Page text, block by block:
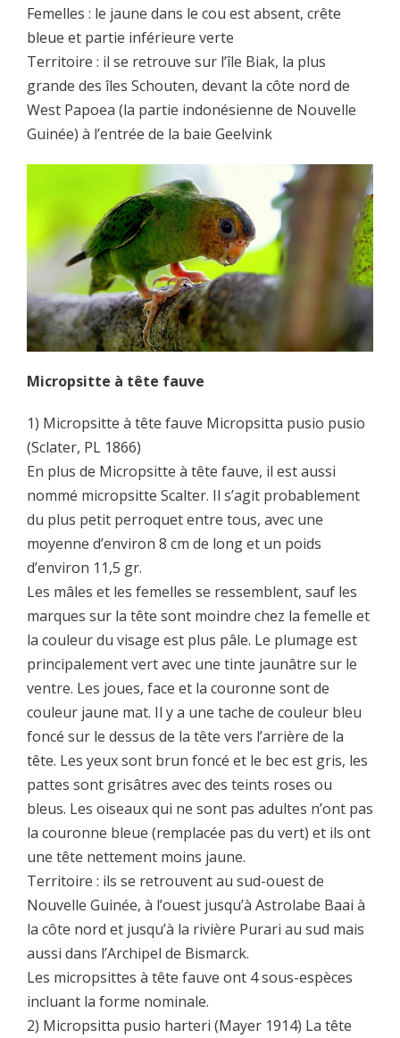
Femelles : le jaune dans le cou est absent, crête
bleue et partie inférieure verte
Territoire : il se retrouve sur l’île Biak, la plus
grande des îles Schouten, devant la côte nord de
West Papoea (la partie indonésienne de Nouvelle
Guinée) à l’entrée de la baie Geelvink
Micropsitte à tête fauve
1) Micropsitte à tête fauve Micropsitta pusio pusio
(Sclater, PL 1866)
En plus de Micropsitte à tête fauve, il est aussi
nommé micropsitte Scalter. Il s’agit probablement
du plus petit perroquet entre tous, avec une
moyenne d’environ 8 cm de long et un poids
d’environ 11,5 gr.
Les mâles et les femelles se ressemblent, sauf les
marques sur la tête sont moindre chez la femelle et
la couleur du visage est plus pâle. Le plumage est
principalement vert avec une tinte jaunâtre sur le
ventre. Les joues, face et la couronne sont de
couleur jaune mat. Il y a une tache de couleur bleu
foncé sur le dessus de la tête vers l’arrière de la
tête. Les yeux sont brun foncé et le bec est gris, les
pattes sont grisâtres avec des teints roses ou
bleus. Les oiseaux qui ne sont pas adultes n’ont pas
la couronne bleue (remplacée pas du vert) et ils ont
une tête nettement moins jaune.
Territoire : ils se retrouvent au sud-ouest de
Nouvelle Guinée, à l’ouest jusqu’à Astrolabe Baai à
la côte nord et jusqu’à la rivière Purari au sud mais
aussi dans l’Archipel de Bismarck.
Les micropsittes à tête fauve ont 4 sous-espèces
incluant la forme nominale.
2) Micropsitta pusio harteri (Mayer 1914) La tête